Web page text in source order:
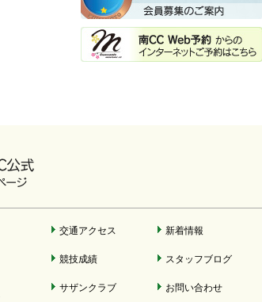
交通アクセス
競技成績
サザンクラブ
新着情報
スタッフブログ
お問い合わせ